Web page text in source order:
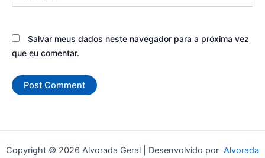
Salvar meus dados neste navegador para a próxima vez
que eu comentar.
Copyright © 2026 Alvorada Geral | Desenvolvido por Alvorada